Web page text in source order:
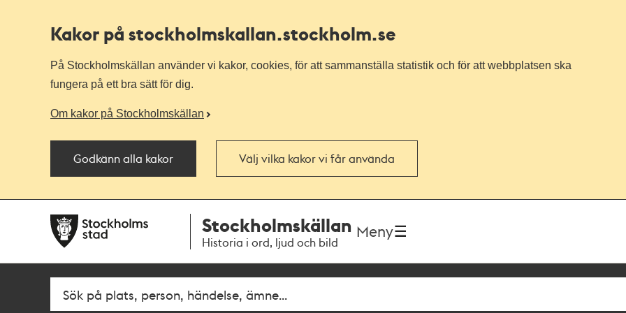
Kakor på stockholmskallan.stockholm.se
På Stockholmskällan använder vi kakor, cookies, för att sammanställa statistik och för att webbplatsen ska
fungera på ett bra sätt för dig.
Om kakor på Stockholmskällan
Godkänn alla kakor Välj vilka kakor vi får använda
navigationen
huvudinnehållet
Stockholmskällan
Historia i ord, ljud och bild
Meny
SökFritextsök